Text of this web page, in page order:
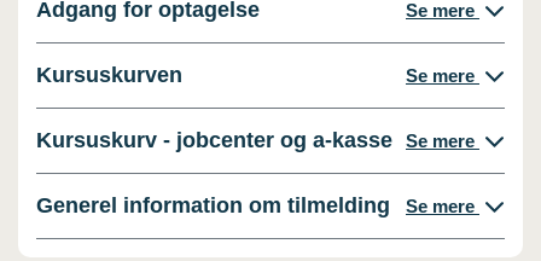
Adgang for optagelse Se mere
Kursuskurven Se mere
Kursuskurv - jobcenter og a-kasse Se mere
Generel information om tilmelding Se mere